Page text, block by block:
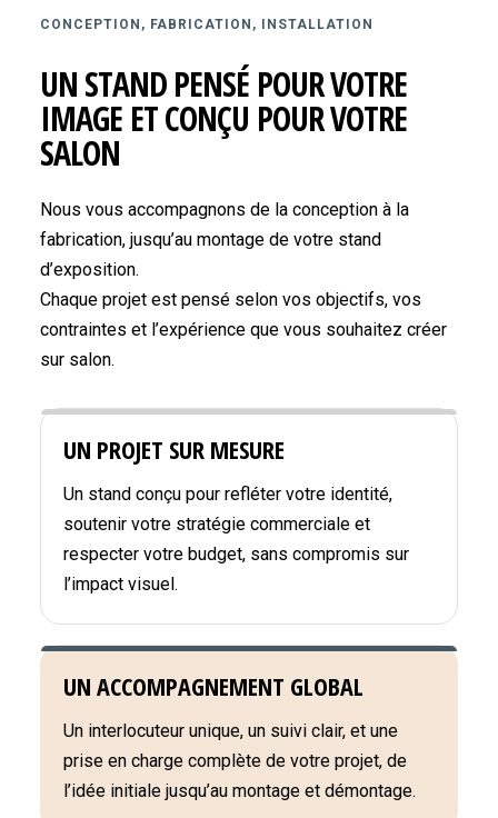
CONCEPTION, FABRICATION, INSTALLATION
UN STAND PENSÉ POUR VOTRE
IMAGE ET CONÇU POUR VOTRE
SALON
Nous vous accompagnons de la conception à la
fabrication, jusqu’au montage de votre stand
d’exposition.
Chaque projet est pensé selon vos objectifs, vos
contraintes et l’expérience que vous souhaitez créer
sur salon.
UN PROJET SUR MESURE
Un stand conçu pour refléter votre identité,
soutenir votre stratégie commerciale et
respecter votre budget, sans compromis sur
l’impact visuel.
UN ACCOMPAGNEMENT GLOBAL
Un interlocuteur unique, un suivi clair, et une
prise en charge complète de votre projet, de
l’idée initiale jusqu’au montage et démontage.